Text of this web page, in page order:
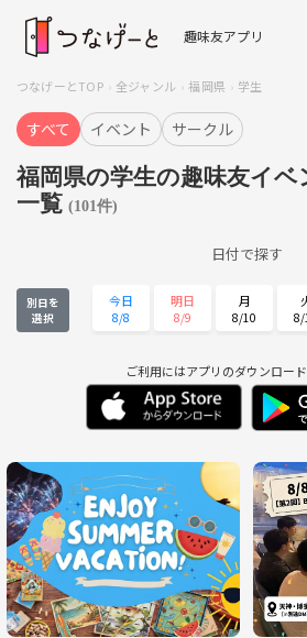
趣味友アプリ
つなげーとTOP 全ジャンル 福岡県 学生
すべて イベント サークル
福岡県の学生の趣味友イ
一覧 (101件)
日付で探す
別日を
選択
今日
8/8
明日
8/9
月
8/10 8/
8/14 8/15 8/16
木
8/20
金
8/21
8/28 8/
火
9/1
水
9/2
木
ご利用にはアプリのダウンロー